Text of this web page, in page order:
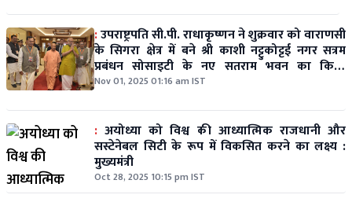
:उपराष्ट्रपति सी.पी. राधाकृष्णन ने शुक्रवार को वाराणसी
के सिगरा क्षेत्र में बने श्री काशी नट्टुकोट्टई नगर सत्रम
प्रबंधन सोसाइटी के नए सतराम भवन का किया
उद्घाटन
Nov 01, 2025 01:16 am IST
: अयोध्या को विश्व की आध्यात्मिक राजधानी और
सस्टेनेबल सिटी के रूप में विकसित करने का लक्ष्य :
मुख्यमंत्री
Oct 28, 2025 10:15 pm IST